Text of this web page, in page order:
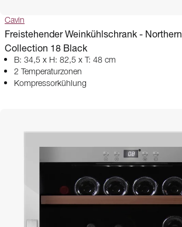
Cavin
Freistehender Weinkühlschrank - Northern
Collection 18 Black
B: 34,5 x H: 82,5 x T: 48 cm
2 Temperaturzonen
Kompressorkühlung